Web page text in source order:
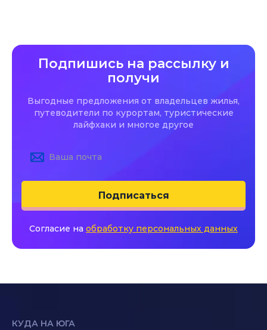
Подпишись на рассылку и
получи
Выгодные предложения от владельцев жилья,
путеводители по курортам, туристические
лайфхаки и многое другое
Подписаться
Согласие на обработку персональных данных
КУДА НА ЮГА